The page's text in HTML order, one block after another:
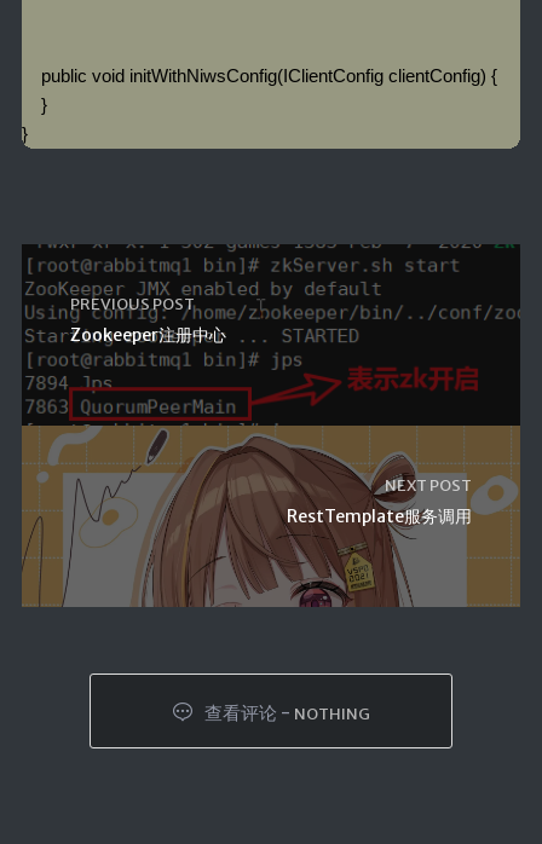
    public void initWithNiwsConfig(IClientConfig clientConfig) {
    }
}
PREVIOUS POST
Zookeeper注册中心
NEXT POST
RestTemplate服务调用
查看评论 - NOTHING